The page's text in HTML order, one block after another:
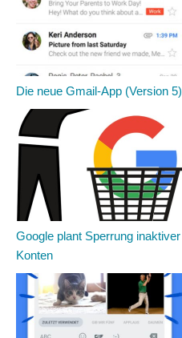
Die neue Gmail-App (Version 5)
Google plant Sperrung inaktiver
Konten